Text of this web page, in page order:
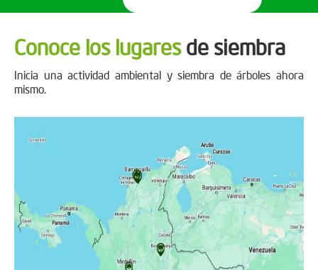
Conoce los lugaresde siembra
Inicia una actividad ambiental y siembra de árboles ahora
mismo.